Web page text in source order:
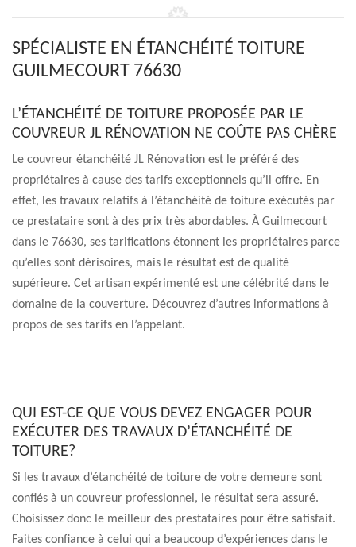
SPÉCIALISTE EN ÉTANCHÉITÉ TOITURE
GUILMECOURT 76630
L’ÉTANCHÉITÉ DE TOITURE PROPOSÉE PAR LE
COUVREUR JL RÉNOVATION NE COÛTE PAS CHÈRE
Le couvreur étanchéité JL Rénovation est le préféré des
propriétaires à cause des tarifs exceptionnels qu’il offre. En
effet, les travaux relatifs à l’étanchéité de toiture exécutés par
ce prestataire sont à des prix très abordables. À Guilmecourt
dans le 76630, ses tarifications étonnent les propriétaires parce
qu’elles sont dérisoires, mais le résultat est de qualité
supérieure. Cet artisan expérimenté est une célébrité dans le
domaine de la couverture. Découvrez d’autres informations à
propos de ses tarifs en l’appelant.
QUI EST-CE QUE VOUS DEVEZ ENGAGER POUR
EXÉCUTER DES TRAVAUX D’ÉTANCHÉITÉ DE
TOITURE?
Si les travaux d’étanchéité de toiture de votre demeure sont
confiés à un couvreur professionnel, le résultat sera assuré.
Choisissez donc le meilleur des prestataires pour être satisfait.
Faites confiance à celui qui a beaucoup d’expériences dans le